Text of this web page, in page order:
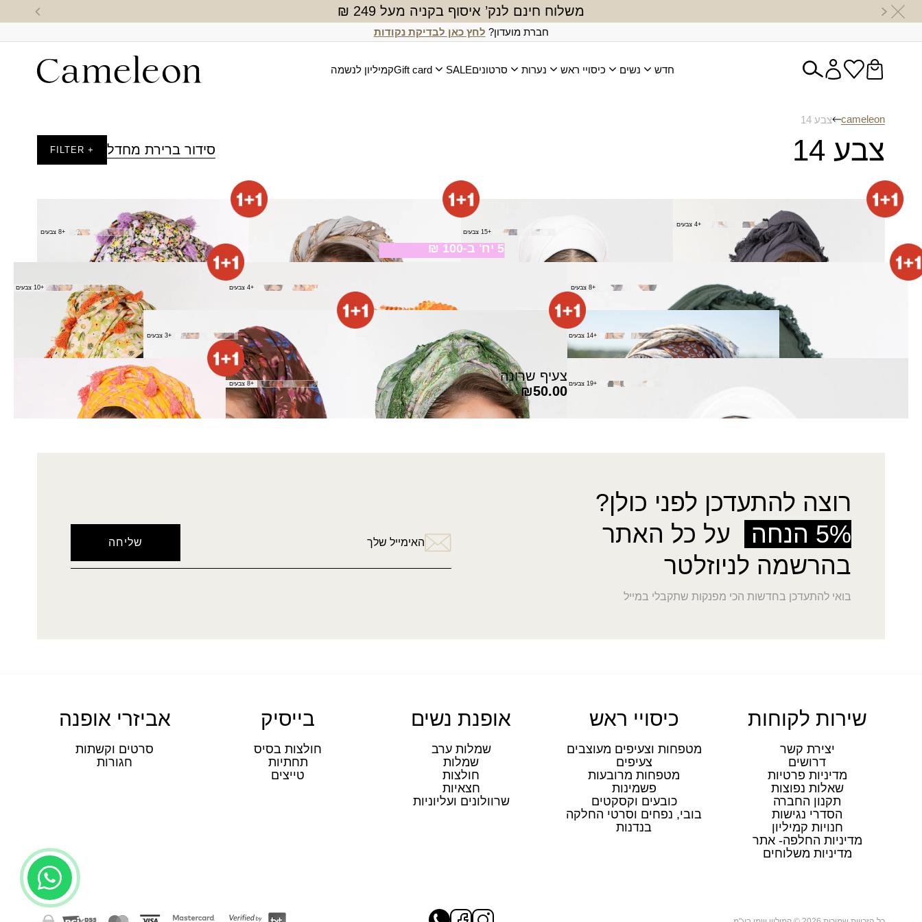
משלוח חינם לנק’ איסוף בקניה מעל 249 ₪
חברת מועדון? לחץ כאן לבדיקת נקודות
חדש נשים כיסויי ראש נערות סרטוניםSALE
Gift cardקמיליון לנשמה
cameleon צבע 14
צבע 14 סידור ברירת מחדל + FILTER
מטפחת אחינועם
+4 צבעים
+15 צבעים
מטפחת נשימה (מרובעת)
מטפחת שקנאי
(מרובעת)
₪80.00
+8 צבעים
צעיף אחינועם
+8 צבעים
5 יח' ב-100 ₪
40.00 +4 צבעים
צעיף בטי
+10 צבעים
₪
+14 צבעים
צעיף מחילה
צעיף מלאכי
+3 צבעים
+19 צבעים
צעיף שרונה
₪50.00 +8 צבעים
מטפחת אורון (מרובעת)
₪80.00
רוצה להתעדכן לפני כולן?
5% הנחה
על כל האתר
בהרשמה לניוזלטר
בואי להתעדכן בחדשות הכי מפנקות שתקבלי במייל
האימייל שלך
שירות לקוחות
יצירת קשר
דרושים
מדיניות פרטיות
שאלות נפוצות
תקנון החברה
הסדרי נגישות
חנויות קמיליון
מדיניות החלפה- אתר
מדיניות משלוחים
כיסויי ראש
מטפחות וצעיפים מעוצבים
צעיפים
מטפחות מרובעות
פשמינות
כובעים וקסקטים
בובי, נפחים וסרטי החלקה
בנדנות
אופנת נשים
שמלות ערב
שמלות
חולצות
חצאיות
שרוולונים ועליוניות
בייסיק
חולצות בסיס
תחתיות
טייצים
אביזרי אופנה
סרטים וקשתות
חגורות